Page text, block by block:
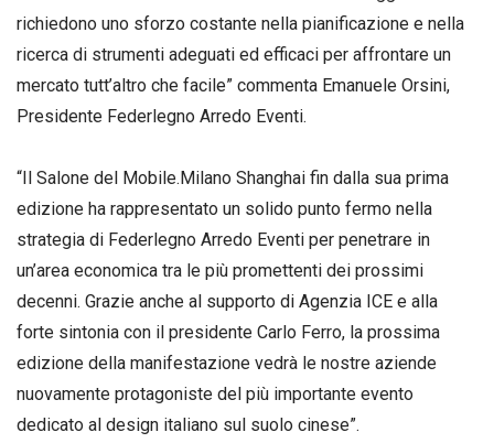
richiedono uno sforzo costante nella pianificazione e nella
ricerca di strumenti adeguati ed efficaci per affrontare un
mercato tutt’altro che facile” commenta Emanuele Orsini,
Presidente Federlegno Arredo Eventi.
“Il Salone del Mobile.Milano Shanghai fin dalla sua prima
edizione ha rappresentato un solido punto fermo nella
strategia di Federlegno Arredo Eventi per penetrare in
un’area economica tra le più promettenti dei prossimi
decenni. Grazie anche al supporto di Agenzia ICE e alla
forte sintonia con il presidente Carlo Ferro, la prossima
edizione della manifestazione vedrà le nostre aziende
nuovamente protagoniste del più importante evento
dedicato al design italiano sul suolo cinese”.